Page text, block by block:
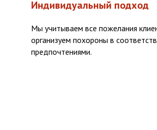
Индивидуальный подход
Мы учитываем все пожелания
организуем похороны в
предпочтениями.